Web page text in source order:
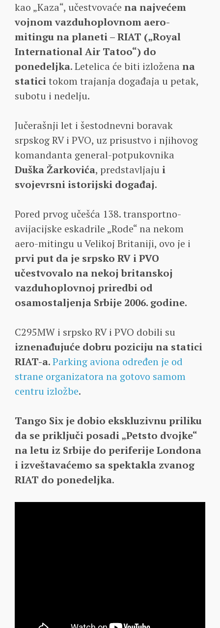
kao „Kaza“, učestvovaće na najvećem
vojnom vazduhoplovnom aero-
mitingu na planeti – RIAT („Royal
International Air Tatoo“) do
ponedeljka. Letelica će biti izložena na
staticitokom trajanja događaja u petak,
subotu i nedelju.
Jučerašnji let i šestodnevni boravak
srpskog RV i PVO, uz prisustvo i njihovog
komandanta general-potpukovnika
Duška Žarkovića, predstavljaju i
svojevrsni istorijski događaj.
Pored prvog učešća 138. transportno-
avijacijske eskadrile „Rode“ na nekom
aero-mitingu u Velikoj Britaniji, ovo je i
prvi put da je srpsko RV i PVO
učestvovalo na nekoj britanskoj
vazduhoplovnoj priredbi od
osamostaljenja Srbije 2006. godine.
C295MW i srpsko RV i PVO dobili su
iznenađujuće dobru poziciju na statici
RIAT-a.Parking aviona određen je od
strane organizatora na gotovo samom
centru izložbe.
Tango Six je dobio ekskluzivnu priliku
da se priključi posadi „Petsto dvojke“
na letu iz Srbije do periferije Londona
i izveštavaćemo sa spektakla zvanog
RIAT do ponedeljka.